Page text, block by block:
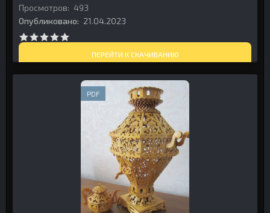
Просмотров: 493
Опубликовано: 21.04.2023
ПЕРЕЙТИ К СКАЧИВАНИЮ
PDF